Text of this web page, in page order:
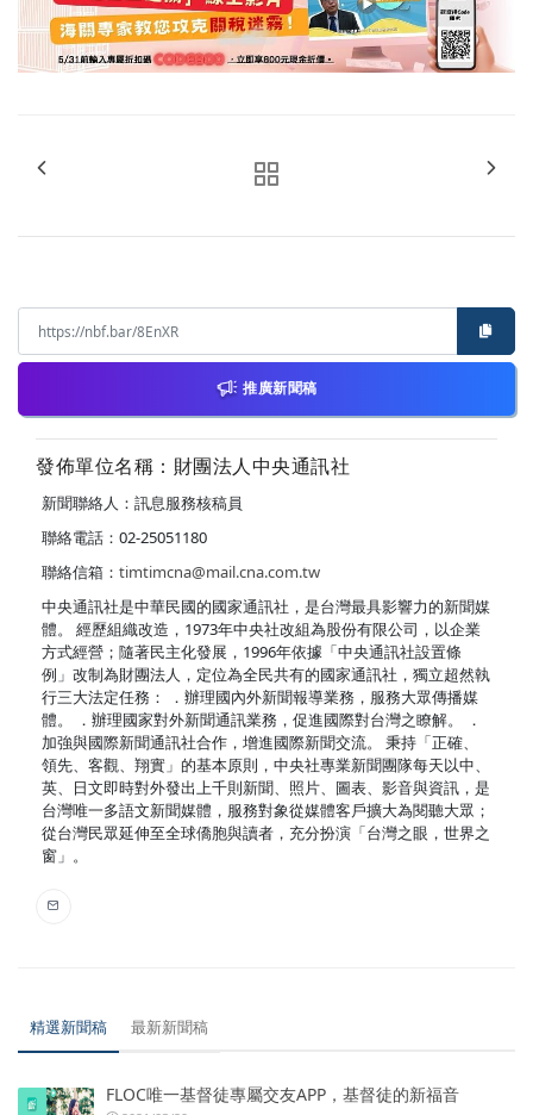
推廣新聞稿
發佈單位名稱：財團法人中央通訊社
新聞聯絡人：訊息服務核稿員
聯絡電話：02-25051180
聯絡信箱： timtimcna@mail.cna.com.tw
中央通訊社是中華民國的國家通訊社，是台灣最具影響力的新聞媒
體。 經歷組織改造，1973年中央社改組為股份有限公司，以企業
方式經營；隨著民主化發展，1996年依據「中央通訊社設置條
例」改制為財團法人，定位為全民共有的國家通訊社，獨立超然執
行三大法定任務： ．辦理國內外新聞報導業務，服務大眾傳播媒
體。 ．辦理國家對外新聞通訊業務，促進國際對台灣之瞭解。 ．
加強與國際新聞通訊社合作，增進國際新聞交流。 秉持「正確、
領先、客觀、翔實」的基本原則，中央社專業新聞團隊每天以中、
英、日文即時對外發出上千則新聞、照片、圖表、影音與資訊，是
台灣唯一多語文新聞媒體，服務對象從媒體客戶擴大為閱聽大眾；
從台灣民眾延伸至全球僑胞與讀者，充分扮演「台灣之眼，世界之
窗」。
精選新聞稿 最新新聞稿
FLOC唯一基督徒專屬交友APP，基督徒的新福音